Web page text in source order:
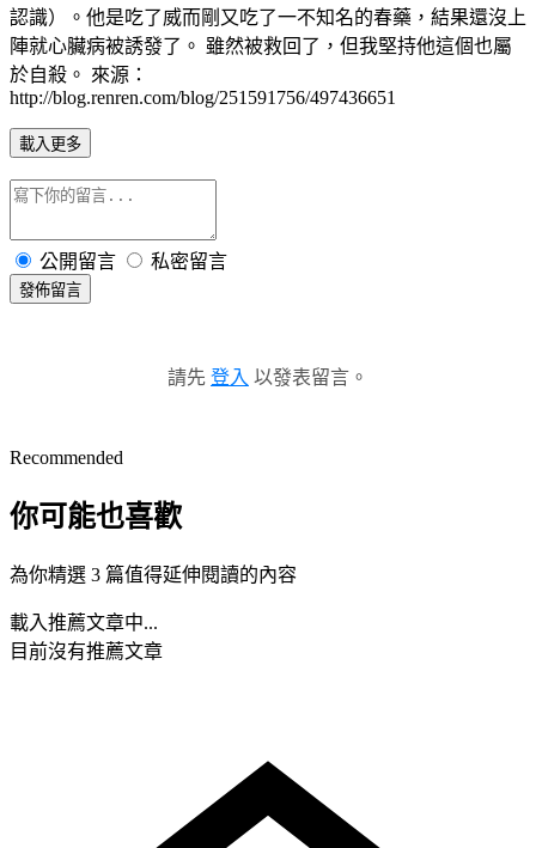
認識）。他是吃了威而剛又吃了一不知名的春藥，結果還沒上
陣就心臟病被誘發了。 雖然被救回了，但我堅持他這個也屬
於自殺。 來源：
http://blog.renren.com/blog/251591756/497436651
載入更多
公開留言 私密留言
發佈留言
請先 登入 以發表留言。
Recommended
你可能也喜歡
為你精選 3 篇值得延伸閱讀的內容
載入推薦文章中...
目前沒有推薦文章